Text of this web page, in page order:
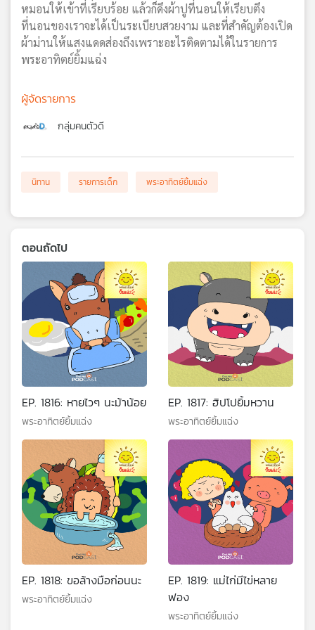
หมอนให้เข้าที่เรียบร้อย แล้วก็ดึงผ้าปูที่นอนให้เรียบตึง
ที่นอนของเราจะได้เป็นระเบียบสวยงาม และที่สำคัญต้องเปิด
ผ้าม่านให้แสงแดดส่องถึงเพราะอะไรติดตามได้ในรายการ
พระอาทิตย์ยิ้มแฉ่ง
ผู้จัดรายการ
กลุ่มคนตัวดี
นิทาน รายการเด็ก พระอาทิตย์ยิ้มแฉ่ง
ตอนถัดไป
EP. 1816: หายไวๆ นะม้าน้อย
พระอาทิตย์ยิ้มแฉ่ง
EP. 1817: ฮิปโปยิ้มหวาน
พระอาทิตย์ยิ้มแฉ่ง
EP. 1818: ขอล้างมือก่อนนะ
พระอาทิตย์ยิ้มแฉ่ง
EP. 1819: แม่ไก่มีไข่หลาย
ฟอง
พระอาทิตย์ยิ้มแฉ่ง